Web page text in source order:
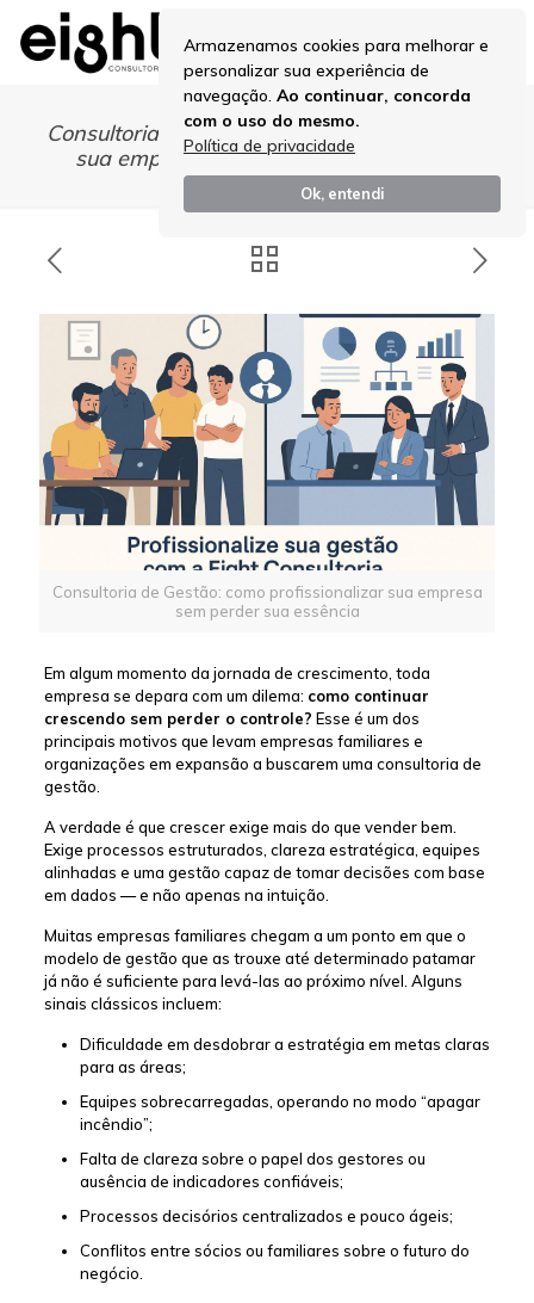
Armazenamos cookies para melhorar e
personalizar sua experiência de
navegação. Ao continuar, concorda
com o uso do mesmo.
Política de privacidade
Ok, entendi
Consultoria de Gestão: como profissionalizar
sua empresa sem perder sua essência
Consultoria de Gestão: como profissionalizar sua empresa
sem perder sua essência
Em algum momento da jornada de crescimento, toda
empresa se depara com um dilema: como continuar
crescendo sem perder o controle? Esse é um dos
principais motivos que levam empresas familiares e
organizações em expansão a buscarem uma consultoria de
gestão.
A verdade é que crescer exige mais do que vender bem.
Exige processos estruturados, clareza estratégica, equipes
alinhadas e uma gestão capaz de tomar decisões com base
em dados — e não apenas na intuição.
Muitas empresas familiares chegam a um ponto em que o
modelo de gestão que as trouxe até determinado patamar
já não é suficiente para levá-las ao próximo nível. Alguns
sinais clássicos incluem:
Dificuldade em desdobrar a estratégia em metas claras
para as áreas;
Equipes sobrecarregadas, operando no modo “apagar
incêndio”;
Falta de clareza sobre o papel dos gestores ou
ausência de indicadores confiáveis;
Processos decisórios centralizados e pouco ágeis;
Conflitos entre sócios ou familiares sobre o futuro do
negócio.